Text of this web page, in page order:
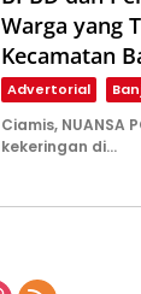
Warga yang
Kecamatan
Advertorial
Ciamis,
kekeringan di…